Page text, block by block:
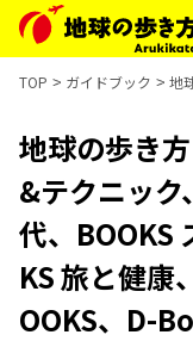
TOP ガイドブック 地
地球の歩き
&テクニッ
代、BOOKS
KS 旅と健康
OOKS、D-